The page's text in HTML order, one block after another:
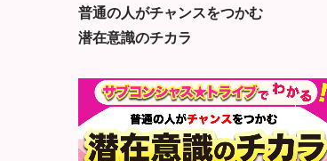
普通の人がチャンスをつかむ
潜在意識のチカラ